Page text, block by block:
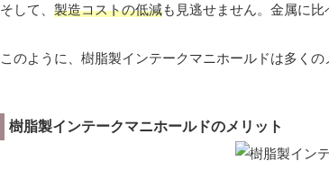
そして、 製造コストの低減も見逃せません。金属に
このように、樹脂製インテークマニホールドは多く
樹脂製インテークマニホールドのメリット